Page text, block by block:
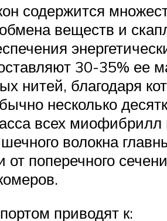
содержится
веществ и
30-35% ее
нитей, благодаря
несколько
всех
волокна
от поперечного
приводят к: